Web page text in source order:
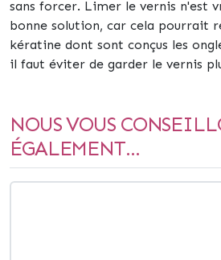
sans forcer. Limer le vernis n'est
bonne solution, car cela pourrait
kératine dont sont conçus les
il faut éviter de garder le vernis
NOUS VOUS
ÉGALEMENT...